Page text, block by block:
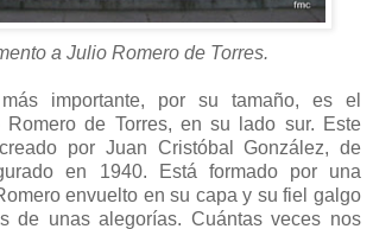
a Julio Romero de Torres.
importante, por su tamaño, es el
de Torres, en su lado sur. Este
por Juan Cristóbal González, de
en 1940. Está formado por una
envuelto en su capa y su fiel galgo
de unas alegorías. Cuántas veces nos